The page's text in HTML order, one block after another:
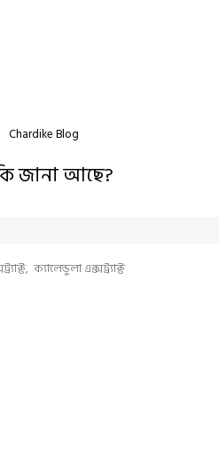
Chardike Blog
জানা আছে?
ক্যালেন্ডুলা এক্সট্র‍্যাক্ট